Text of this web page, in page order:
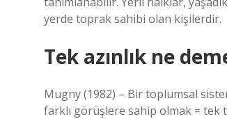
yerde toprak sahibi olan kişilerdir.
Tek azınlık ne
Mugny (1982) – Bir toplumsal
farklı görüşlere sahip olmak = tek